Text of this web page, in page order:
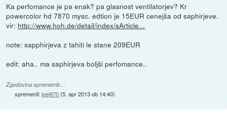
Ka perfomance je pa enak? pa glasnost ventilatorjev? Kr
powercolor hd 7870 mysc. edtion je 15EUR cenejša od saphirjeve.
vir: http://www.hoh.de/detail/index/sArticle...
note: sapphirjeva z tahiti le stane 209EUR
edit: aha.. ma saphirjeva boljši perfomance..
Zgodovina sprememb…
spremenil:joej970(5. apr 2013 ob 14:40)